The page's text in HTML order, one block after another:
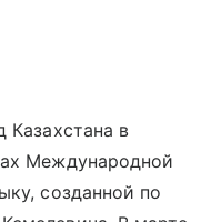
Казахстана в
Международной
созданной по